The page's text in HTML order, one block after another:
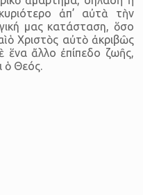
ἀπ’ αὐτὰ τὴν
μας κατάσταση, ὅσο
ὁ Χριστὸς αὐτὸ ἀκριβῶς
ἕνα ἄλλο ἐπίπεδο ζωῆς,
ὁ Θεός.